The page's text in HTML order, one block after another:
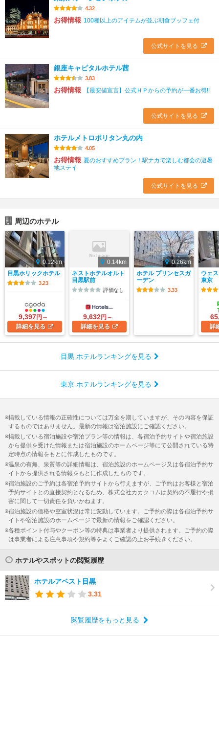
4.32
お得情報 100種以上のアイテムが並ぶ朝食ブッフェ付
公式サイトを見る
銀座キャピタルホテル茜
3.83
お得情報 【最安値宣言】公式ＨＰからの予約が一番お得!!
公式サイトを見る
ホテルメトロポリタン丸の内
4.05
お得情報 夏のおすすめプラン！駅ナカで楽しむ都会の避暑
地ステイ
公式サイトを見る
周辺のホテル
0.12km
目黒ホリックホテル
3.23
9,397円～
詳細を見る
0.14km
ネストホテルオルト
目黒駅前
評価なし
9,632円～
詳細を見る
0.26km
ホテル プリンセスガ
ーデン
3.33
ウェ
東京
詳
目黒 ホテルランキングを見る
東京 ホテルランキングを見る
掲載している情報の正確性については万全を期していますが、その内容を保証
するものではありません。最新の情報は宿泊施設にご確認ください。
掲載している宿泊施設や宿泊プラン等の情報は、各宿泊予約サイトや宿泊施設
から提供を受けた情報または宿泊施設のホームページ等にて公開されている特
定時点の情報をもとに作成したものです。
温泉の有無、泉質等の詳細情報は、宿泊施設のホームページ又は各宿泊予約サ
イトから提供される情報をもとに作成したものです。
宿泊施設のご予約は各宿泊予約サイトから行えますが、ご予約はお客様と宿泊
予約サイトとの直接契約となるため、株式会社カカクコムは契約の不履行や損
害に関して一切責任を負いかねます。
宿泊施設の価格や空室状況は常に変動しています。ご予約の際は各宿泊予約サ
イトや宿泊施設のホームページで最新の情報をご確認ください。
各種ポイント付与やクーポン等の特典は事業者より提供されます。ご予約の際
は事業者による注意事項や規約等をよくご確認の上お手続きください。
ホテルやスポットの閲覧履歴
ホテルアベスト目黒
3.31
閲覧履歴をもっと見る